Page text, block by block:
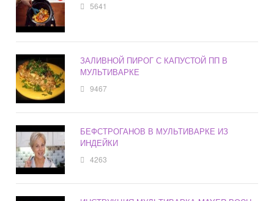
5641
ЗАЛИВНОЙ ПИРОГ С КАПУСТОЙ ПП В
МУЛЬТИВАРКЕ
9467
БЕФСТРОГАНОВ В МУЛЬТИВАРКЕ ИЗ
ИНДЕЙКИ
4263